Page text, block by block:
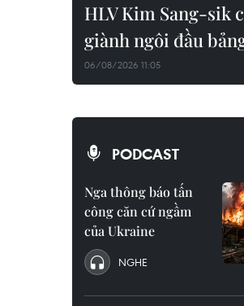
HLV Kim Sang-sik
giành ngôi đầu
06/08/2026 11:05
PODCAST
Nga thông báo tấn
công căn cứ ngầm
của Ukraine
NGHE